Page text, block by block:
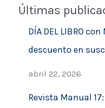
sÚltimas
DÍA DEL LIBRO con
descuento en
abril 22, 2026
Revista Manual